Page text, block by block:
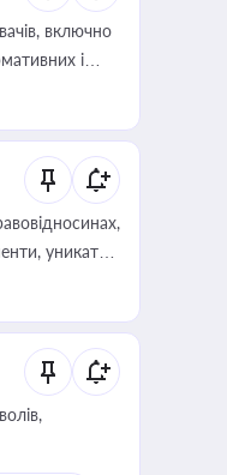
включно
і
уникати